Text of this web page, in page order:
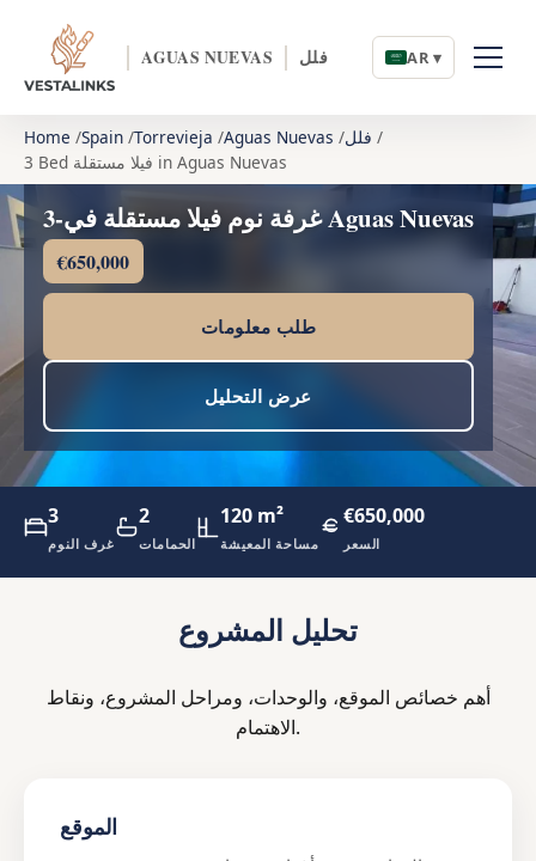
AGUAS NUEVAS فلل AR ▾
Home Spain Torrevieja Aguas Nuevas فلل
3 Bed فيلا مستقلة in Aguas Nuevas
3-غرفة نوم فيلا مستقلة في Aguas Nuevas
€650,000
طلب معلومات
عرض التحليل
3
غرف النوم
2
الحمامات
120 m²
مساحة المعيشة
€650,000
السعر
تحليل المشروع
أهم خصائص الموقع، والوحدات، ومراحل المشروع، ونقاط
الاهتمام.
الموقع